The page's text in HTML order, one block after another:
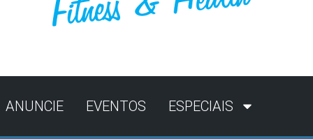
ANUNCIE EVENTOS ESPECIAIS